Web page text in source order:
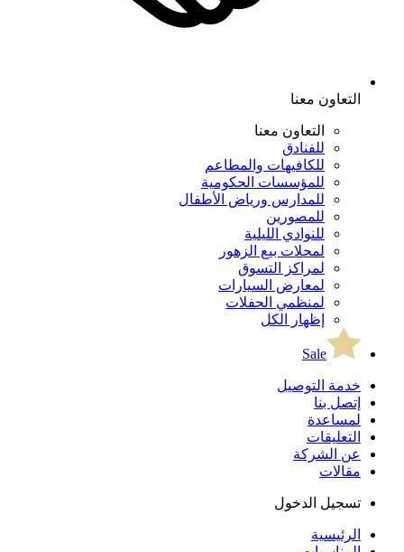
التعاون معنا
التعاون معنا
للفنادق
للكافيهات والمطاعم
للمؤسسات الحكومية
للمدارس ورياض الأطفال
للمصورين
للنوادي الليلية
لمحلات بيع الزهور
لمراكز التسوق
لمعارض السيارات
لمنظمي الحفلات
إظهار الكل
Sale
خدمة التوصيل
إتصل بنا
لمساعدة
التعليقات
عن الشركة
مقالات
تسجيل الدخول
الرئيسية